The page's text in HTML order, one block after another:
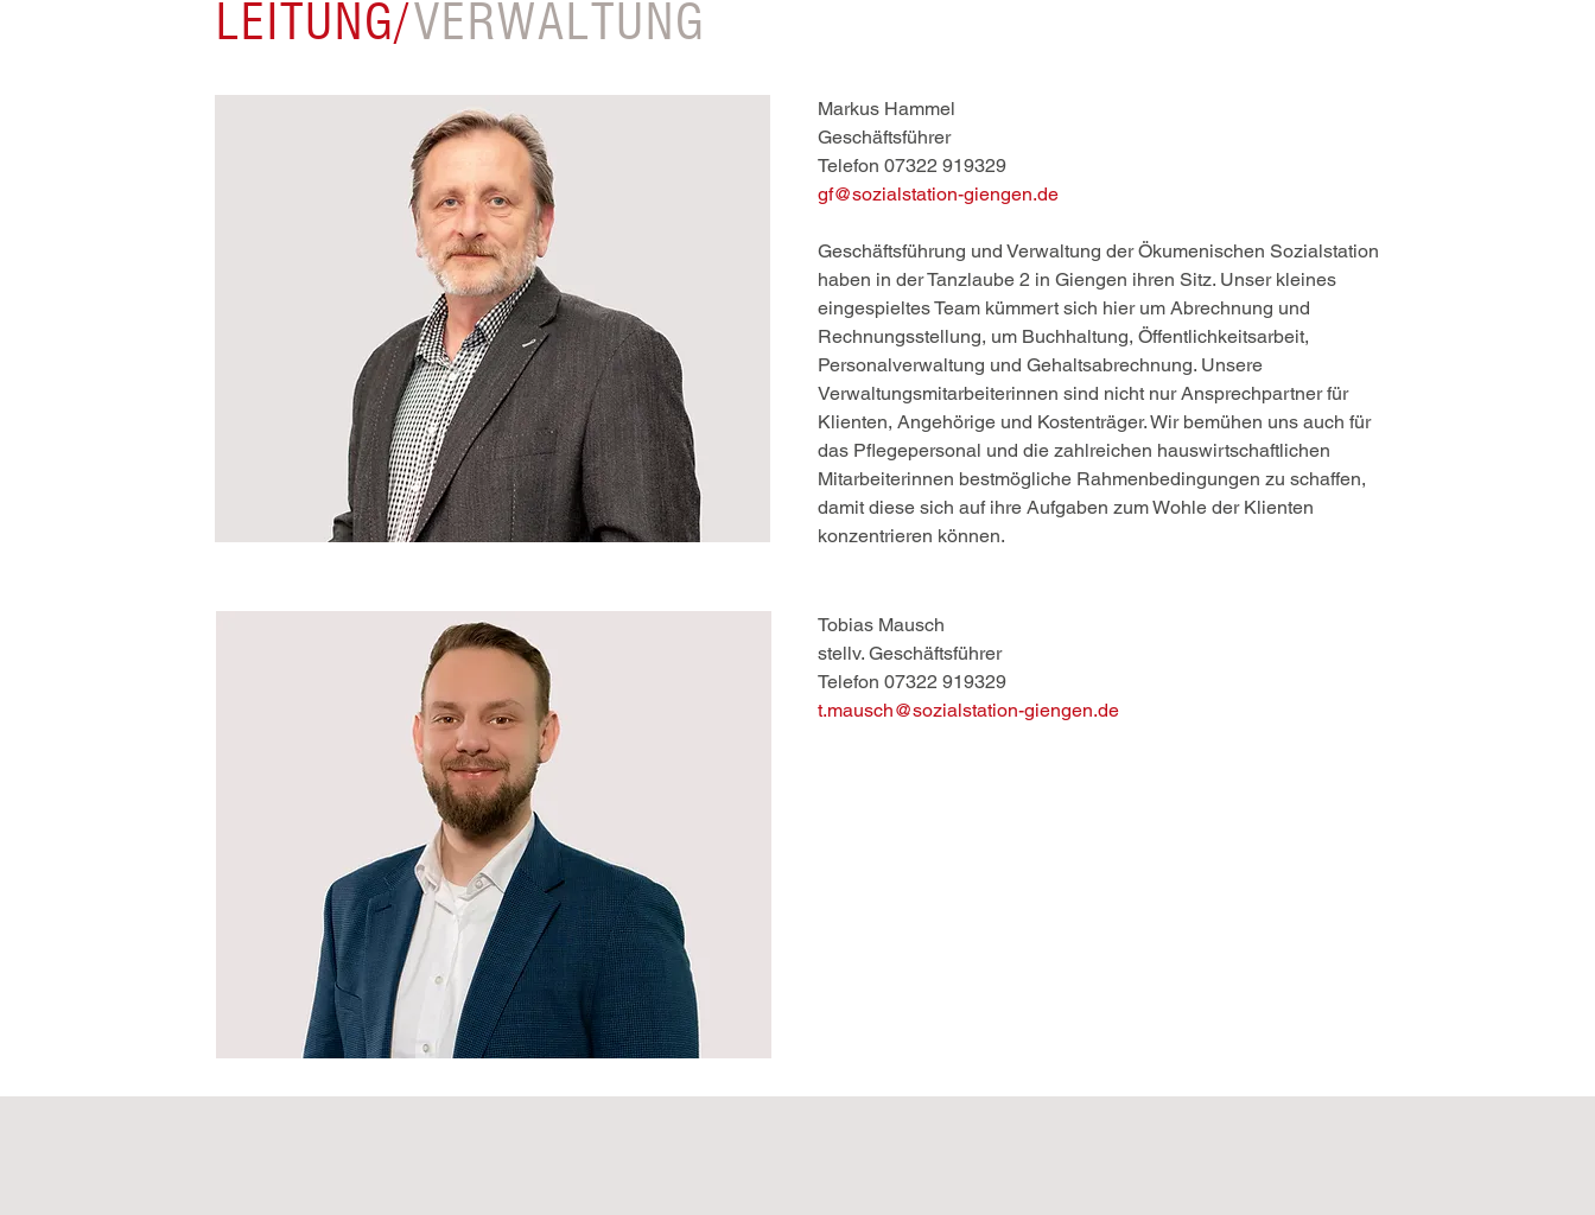
LEITUNG/VERWALTUNG
Geschäftsführung und Verwaltung der Ökumenischen Sozialstation
haben in der Tanzlaube 2 in Giengen ihren Sitz. Unser kleines
eingespieltes Team kümmert sich hier um Abrechnung und
Rechnungsstellung, um Buchhaltung, Öffentlichkeitsarbeit,
Personalverwaltung und Gehaltsabrechnung. Unsere
Verwaltungsmitarbeiterinnen sind nicht nur Ansprechpartner für
Klienten, Angehörige und Kostenträger. Wir bemühen uns auch für
das Pflegepersonal und die zahlreichen hauswirtschaftlichen
Mitarbeiterinnen bestmögliche Rahmenbedingungen zu schaffen,
damit diese sich auf ihre Aufgaben zum Wohle der Klienten
konzentrieren können.
Markus Hammel
Geschäftsführer
Telefon 07322 919329
gf@sozialstation-giengen.de
Tobias Mausch
stellv. Geschäftsführer
Telefon 07322 919329
t.mausch@sozialstation-giengen.de